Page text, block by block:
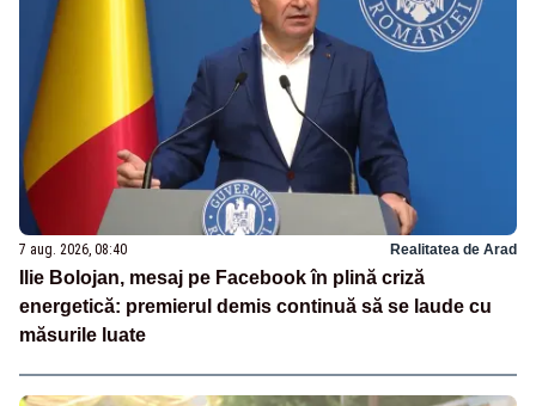
7 aug. 2026, 08:40 Realitatea de Arad
Ilie Bolojan, mesaj pe Facebook în plină criză
energetică: premierul demis continuă să se laude cu
măsurile luate